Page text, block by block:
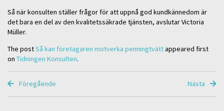
Så när konsulten ställer frågor för att uppnå god kundkännedom är
det bara en del av den kvalitetssäkrade tjänsten, avslutar Victoria
Müller.
The postSå kan företagaren motverka penningtvättappeared first
on Tidningen Konsulten.
Föregående Nästa